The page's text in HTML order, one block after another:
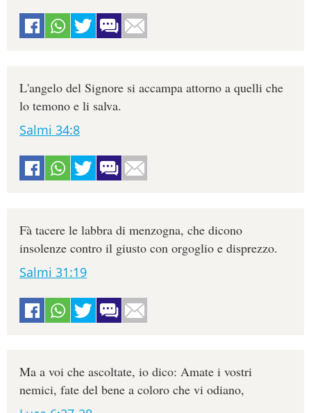
L'angelo del Signore si accampa attorno a quelli che
lo temono e li salva.
Salmi 34:8
Fà tacere le labbra di menzogna, che dicono
insolenze contro il giusto con orgoglio e disprezzo.
Salmi 31:19
Ma a voi che ascoltate, io dico: Amate i vostri
nemici, fate del bene a coloro che vi odiano,